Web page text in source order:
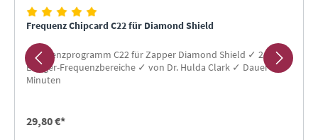
Frequenz Chipcard C22 für Diamond Shield
Frequenzprogramm C22 für Zapper Diamond Shield ✓ 24
Erreger-Frequenzbereiche ✓ von Dr. Hulda Clark ✓ Dauer 89
Minuten
29,80 €*